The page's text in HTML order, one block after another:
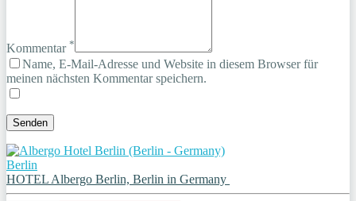
Kommentar *
Name, E-Mail-Adresse und Website in diesem Browser für
meinen nächsten Kommentar speichern.
Berlin
HOTEL Albergo Berlin, Berlin in Germany